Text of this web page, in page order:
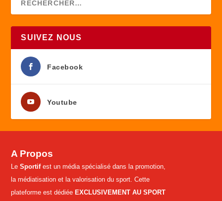
SUIVEZ NOUS
Facebook
Youtube
A Propos
LeSportifest un média spécialisé dans la promotion,
la médiatisation et la valorisation du sport. Cette
plateforme est dédiée EXCLUSIVEMENT AU SPORT